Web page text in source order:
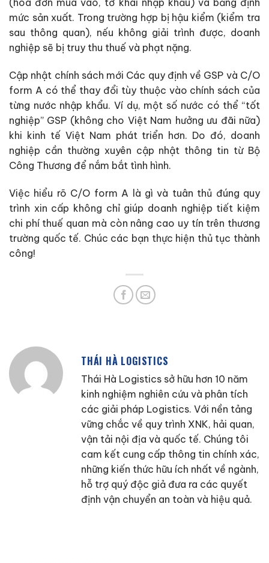
(hóa đơn mua vào, tờ khai nhập khẩu) và bảng định
mức sản xuất. Trong trường hợp bị hậu kiểm (kiểm tra
sau thông quan), nếu không giải trình được, doanh
nghiệp sẽ bị truy thu thuế và phạt nặng.
Cập nhật chính sách mới Các quy định về GSP và C/O
form A có thể thay đổi tùy thuộc vào chính sách của
từng nước nhập khẩu. Ví dụ, một số nước có thể “tốt
nghiệp” GSP (không cho Việt Nam hưởng ưu đãi nữa)
khi kinh tế Việt Nam phát triển hơn. Do đó, doanh
nghiệp cần thường xuyên cập nhật thông tin từ Bộ
Công Thương để nắm bắt tình hình.
Việc hiểu rõ C/O form A là gì và tuân thủ đúng quy
trình xin cấp không chỉ giúp doanh nghiệp tiết kiệm
chi phí thuế quan mà còn nâng cao uy tín trên thương
trường quốc tế. Chúc các bạn thực hiện thủ tục thành
công!
THÁI HÀ LOGISTICS
Thái Hà Logistics sở hữu hơn 10 năm
kinh nghiệm nghiên cứu và phân tích
các giải pháp Logistics. Với nền tảng
vững chắc về quy trình XNK, hải quan,
vận tải nội địa và quốc tế. Chúng tôi
cam kết cung cấp thông tin chính xác,
những kiến thức hữu ích nhất về ngành,
hỗ trợ quý độc giả đưa ra các quyết
định vận chuyển an toàn và hiệu quả.